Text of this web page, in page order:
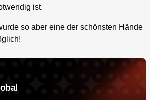
ist.
so aber eine der schönsten Hände